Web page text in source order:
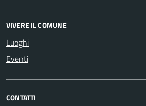
VIVERE IL COMUNE
Luoghi
Eventi
CONTATTI